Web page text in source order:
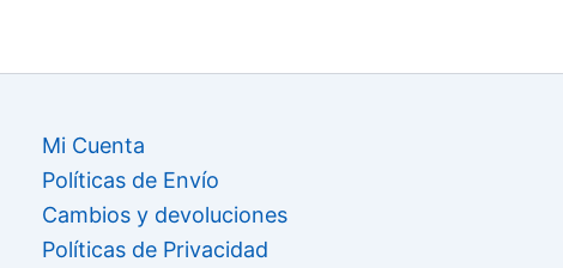
Mi Cuenta
Políticas de Envío
Cambios y devoluciones
Políticas de Privacidad